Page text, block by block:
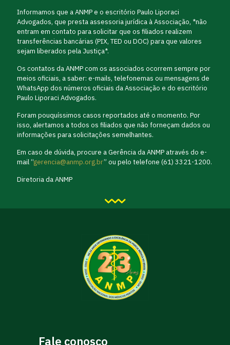
Informamos que a ANMP e o escritório Paulo Liporaci
Advogados, que presta assessoria jurídica à Associação, *não
entram em contato para solicitar que os filiados realizem
transferências bancárias (PIX, TED ou DOC) para que valores
sejam liberados pela Justiça*.
Os contatos da ANMP com os associados ocorrem sempre por
meios oficiais, a saber: e-mails, telefonemas ou mensagens de
WhatsApp dos números oficiais da Associação e do escritório
Paulo Liporaci Advogados.
Foram pouquíssimos casos reportados até o momento. Por
isso, alertamos a todos os filiados que não forneçam dados ou
informações para solicitações semelhantes.
Em caso de dúvida, procure a Gerência da ANMP através do e-
mail “gerencia@anmp.org.br” ou pelo telefone (61) 3321-1200.
Diretoria da ANMP
Fale conosco